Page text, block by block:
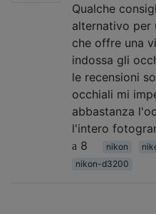
Qualche
alternativo per
che offre una
indossa gli
le recensioni
occhiali mi
abbastanza
l'intero
8
nikon
nikon-d3200